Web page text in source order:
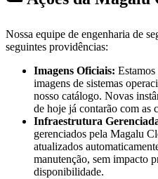
Nossa equipe de engenharia de
seguintes providências:
Imagens Oficiais:
imagens de sistemas
nosso catálogo. Novas
de hoje já contarão com as
Infraestrutura
gerenciados pela Magalu
atualizados
manutenção, sem impacto
disponibilidade.